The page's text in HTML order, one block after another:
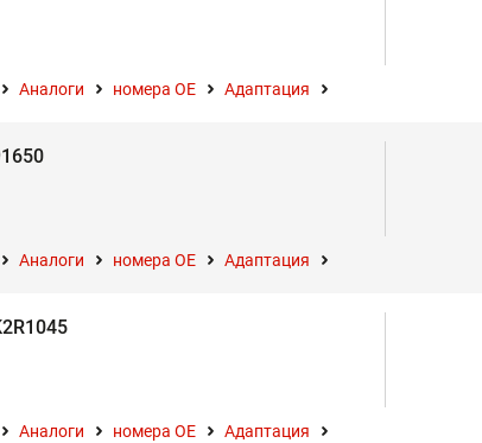
Аналоги номера ОЕ Адаптация
Аналоги номера ОЕ Адаптация
Аналоги номера ОЕ Адаптация